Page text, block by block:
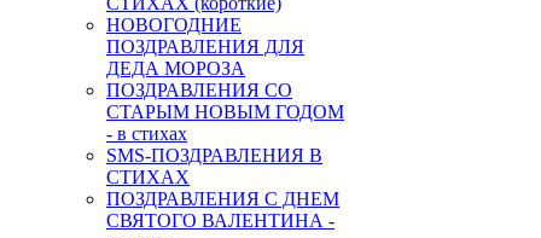
НОВОГОДНИЕ
ПОЗДРАВЛЕНИЯ ДЛЯ
ДЕДА МОРОЗА
ПОЗДРАВЛЕНИЯ СО
СТАРЫМ НОВЫМ ГОДОМ
- в стихах
SMS-ПОЗДРАВЛЕНИЯ В
СТИХАХ
ПОЗДРАВЛЕНИЯ С ДНЕМ
СВЯТОГО ВАЛЕНТИНА -